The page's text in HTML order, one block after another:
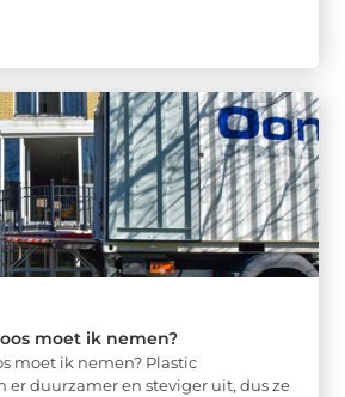
moet ik nemen?
moet ik nemen? Plastic
er duurzamer en steviger uit, dus ze